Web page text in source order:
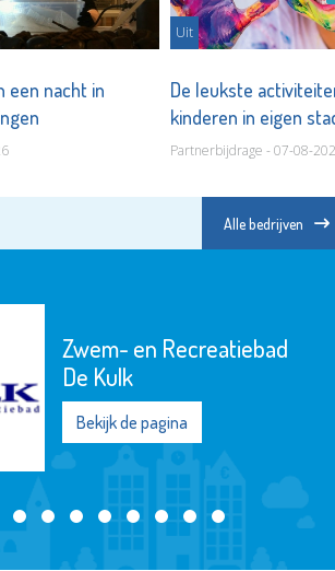
een nacht in
Uit
De leukste
kinderen in eigen
Partnerbijdrage - 07-08-
Alle bedrijven
Zwem- en Recreatiebad
De Kulk
Bekijk de pagina